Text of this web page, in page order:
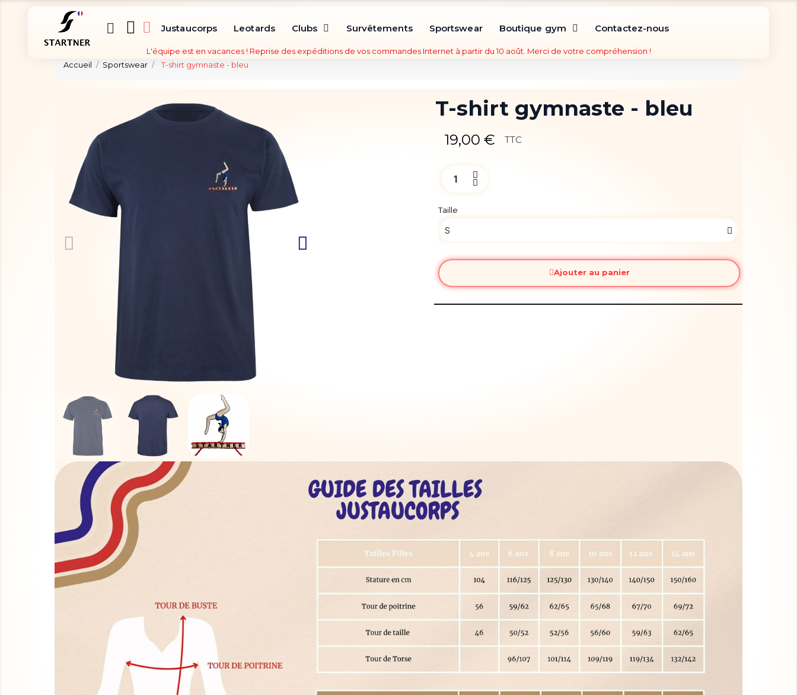
Justaucorps Leotards Clubs Survêtements Sportswear Boutique gym Contactez-nous
L'équipe est en vacances ! Reprise des expéditions de vos commandes Internet à partir du 10 août. Merci de votre compréhension !
Accueil
Sportswear T-shirt gymnaste - bleu
T-shirt gymnaste - bleu
19,00 € TTC
Taille
Ajouter au panier